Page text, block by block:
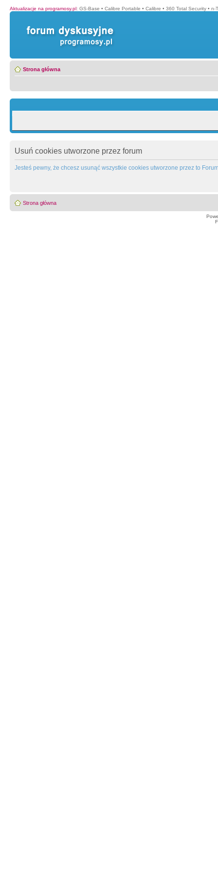
Aktualizacje na programosy.pl: GS-Base • Calibre Portable • Calibre • 360 Total Security • n-
Strona główna
Usuń cookies utworzone przez forum
Jesteś pewny, że chcesz usunąć wszystkie cookies utworzone przez to
Strona główna